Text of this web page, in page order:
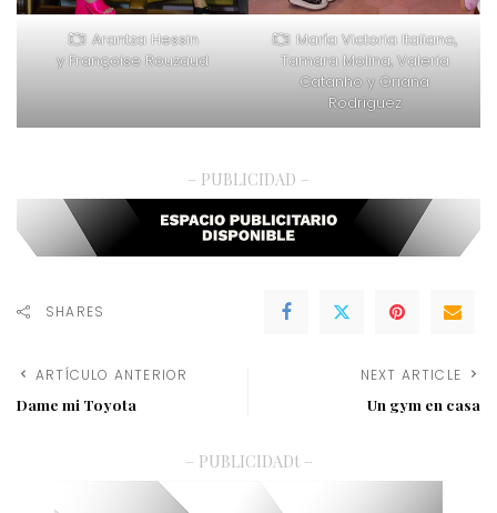
Arantza Hessin
y Françoise Rouzaud
María Victoria Italiano,
Tamara Molina, Valeria
Catanho y Oriana
Rodríguez
– PUBLICIDAD –
SHARES
ARTÍCULO ANTERIOR
Dame mi Toyota
NEXT ARTICLE
Un gym en casa
– PUBLICIDADt –